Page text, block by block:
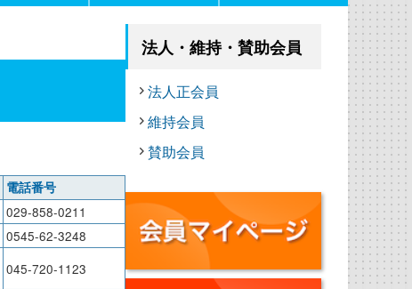
電話番号
029-858-0211
0545-62-3248
045-720-1123
法人・維持・賛助会員
法人正会員
維持会員
賛助会員